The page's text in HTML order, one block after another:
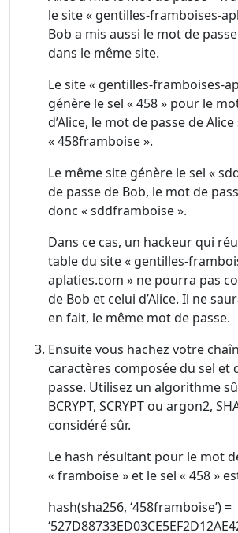
le site « gentilles-framboises-
Bob a mis aussi le mot de
dans le même site.
Le site « gentilles-framboises-
génère le sel « 458 » pour le
d’Alice, le mot de passe de
« 458framboise ».
Le même site génère le sel «
de passe de Bob, le mot de
donc « sddframboise ».
Dans ce cas, un hackeur qui
table du site « gentilles-
aplaties.com » ne pourra pas
de Bob et celui d’Alice. Il ne
en fait, le même mot de passe.
Ensuite vous hachez votre
caractères composée du sel et
passe. Utilisez un algorithme
BCRYPT, SCRYPT ou argon2,
considéré sûr.
Le hash résultant pour le mot
« framboise » et le sel « 458 »
hash(sha256, ‘458framboise’) =